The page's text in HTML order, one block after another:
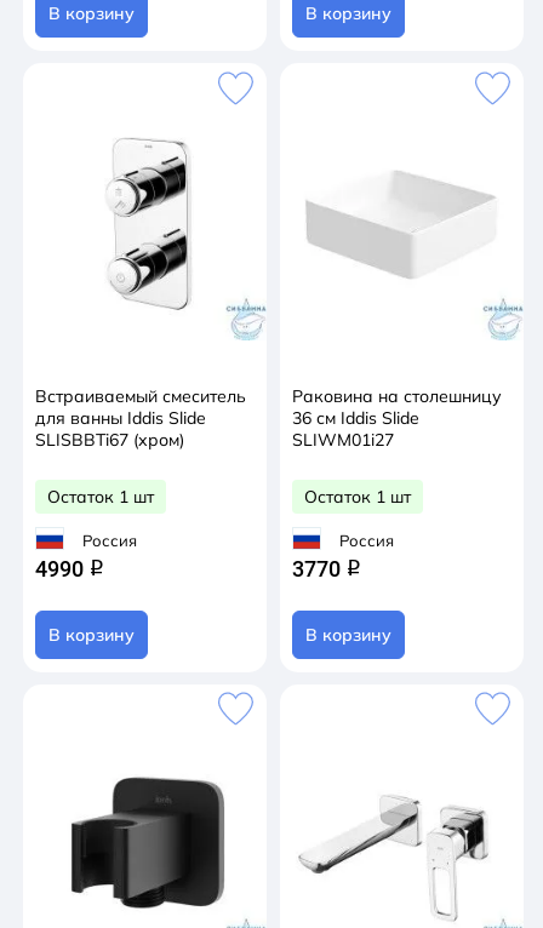
В корзину В корзину
Встраиваемый смеситель
для ванны Iddis Slide
SLISBBTi67 (хром)
Остаток 1 шт
Россия
4990 q
В корзину
Раковина на столешницу
36 см Iddis Slide
SLIWM01i27
Остаток 1 шт
Россия
3770 q
В корзину